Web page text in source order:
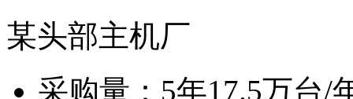
某头部主机厂
采购量： 5年17.5万台/